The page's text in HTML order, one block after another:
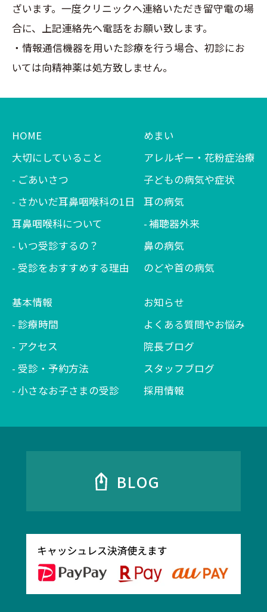
ざいます。一度クリニックへ連絡いただき留守電の場
合に、上記連絡先へ電話をお願い致します。
・情報通信機器を用いた診療を行う場合、初診にお
いては向精神薬は処方致しません。
HOME
大切にしていること
ごあいさつ
さかいだ耳鼻咽喉科の1日
耳鼻咽喉科について
いつ受診するの？
受診をおすすめする理由
基本情報
診療時間
アクセス
受診・予約方法
小さなお子さまの受診
めまい
アレルギー・花粉症治療
子どもの病気や症状
耳の病気
補聴器外来
鼻の病気
のどや首の病気
お知らせ
よくある質問やお悩み
院長ブログ
スタッフブログ
採用情報
BLOG